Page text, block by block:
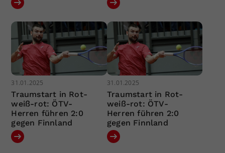
31.01.2025
Traumstart in Rot-
weiß-rot: ÖTV-
Herren führen 2:0
gegen Finnland
31.01.2025
Traumstart in Rot-
weiß-rot: ÖTV-
Herren führen 2:0
gegen Finnland